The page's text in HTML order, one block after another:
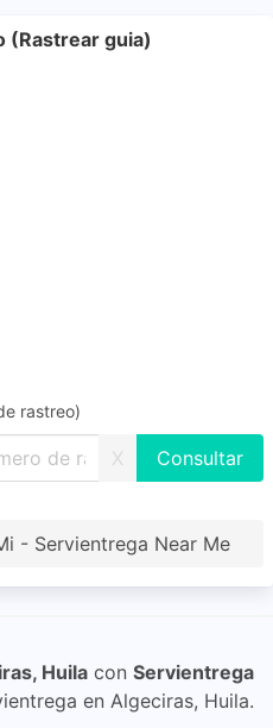
(Rastrear guia)
rastreo)
X
- Servientrega Near Me
Huila con Servientrega
en Algeciras, Huila.